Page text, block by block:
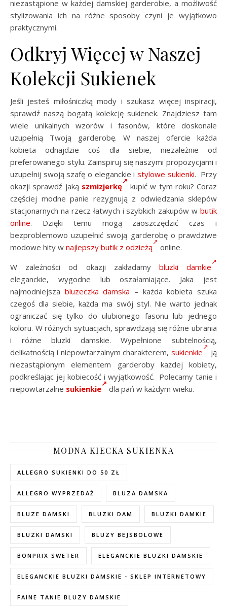
niezastąpione w każdej damskiej garderobie, a możliwość
stylizowania ich na różne sposoby czyni je wyjątkowo
praktycznymi.
Odkryj Więcej w Naszej
Kolekcji Sukienek
Jeśli jesteś miłośniczką mody i szukasz więcej inspiracji,
sprawdź naszą bogatą kolekcję sukienek. Znajdziesz tam
wiele unikalnych wzorów i fasonów, które doskonale
uzupełnią Twoją garderobę. W naszej ofercie każda
kobieta odnajdzie coś dla siebie, niezależnie od
preferowanego stylu. Zainspiruj się naszymi propozycjami i
uzupełnij swoją szafę o eleganckie i stylowe sukienki. Przy
okazji sprawdź jaką szmizjerkę
kupić w tym roku? Coraz
częściej modne panie rezygnują z odwiedzania sklepów
stacjonarnych na rzecz łatwych i szybkich zakupów w butik
online. Dzięki temu mogą zaoszczędzić czas i
bezproblemowo uzupełnić swoją garderobę o prawdziwe
modowe hity w najlepszy butik z odzieżą
online.
W zależności od okazji zakładamy bluzki damkie
eleganckie, wygodne lub oszałamiające. Jaka jest
najmodniejsza bluzeczka damska – każda kobieta szuka
czegoś dla siebie, każda ma swój styl. Nie warto jednak
ograniczać się tylko do ulubionego fasonu lub jednego
koloru. W różnych sytuacjach, sprawdzają się różne ubrania
i różne bluzki damskie. Wypełnione subtelnością,
delikatnością i niepowtarzalnym charakterem,sukienkie
ją
niezastąpionym elementem garderoby każdej kobiety,
podkreślając jej kobiecość i wyjątkowość. Polecamy tanie i
niepowtarzalne sukienkie dla pań w każdym wieku.
MODNA KIECKA SUKIENKA
ALLEGRO SUKIENKI DO 50 ZŁ
ALLEGRO WYPRZEDAŻ BLUZA DAMSKA
BLUZE DAMSKI BLUZKI DAM BLUZKI DAMKIE
BLUZKI DAMSKI BLUZY BEJSBOLOWE
BONPRIX SWETER ELEGANCKIE BLUZKI DAMSKIE
ELEGANCKIE BLUZKI DAMSKIE - SKLEP INTERNETOWY
FAINE TANIE BLUZY DAMSKIE